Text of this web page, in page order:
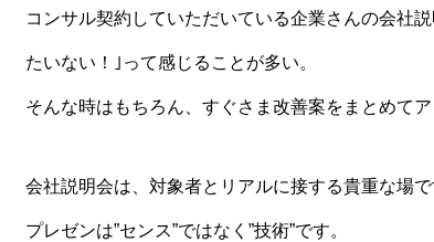
コンサル契約していただいている企業さんの会社
たいない！｣って感じることが多い。
そんな時はもちろん、すぐさま改善案をまとめて
会社説明会は、対象者とリアルに接する貴重な場で
プレゼンは”センス”ではなく”技術”です。